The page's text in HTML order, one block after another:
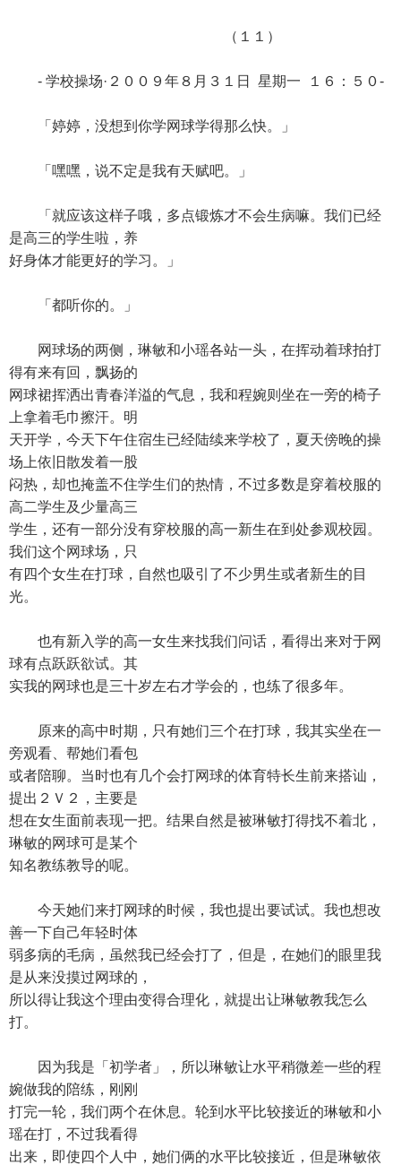
（１１）
- 学校操场·２００９年８月３１日 星期一 １６：５０-
「婷婷，没想到你学网球学得那么快。」
「嘿嘿，说不定是我有天赋吧。」
「就应该这样子哦，多点锻炼才不会生病嘛。我们已经
是高三的学生啦，养
好身体才能更好的学习。」
「都听你的。」
网球场的两侧，琳敏和小瑶各站一头，在挥动着球拍打
得有来有回，飘扬的
网球裙挥洒出青春洋溢的气息，我和程婉则坐在一旁的椅子
上拿着毛巾擦汗。明
天开学，今天下午住宿生已经陆续来学校了，夏天傍晚的操
场上依旧散发着一股
闷热，却也掩盖不住学生们的热情，不过多数是穿着校服的
高二学生及少量高三
学生，还有一部分没有穿校服的高一新生在到处参观校园。
我们这个网球场，只
有四个女生在打球，自然也吸引了不少男生或者新生的目
光。
也有新入学的高一女生来找我们问话，看得出来对于网
球有点跃跃欲试。其
实我的网球也是三十岁左右才学会的，也练了很多年。
原来的高中时期，只有她们三个在打球，我其实坐在一
旁观看、帮她们看包
或者陪聊。当时也有几个会打网球的体育特长生前来搭讪，
提出２Ｖ２，主要是
想在女生面前表现一把。结果自然是被琳敏打得找不着北，
琳敏的网球可是某个
知名教练教导的呢。
今天她们来打网球的时候，我也提出要试试。我也想改
善一下自己年轻时体
弱多病的毛病，虽然我已经会打了，但是，在她们的眼里我
是从来没摸过网球的，
所以得让我这个理由变得合理化，就提出让琳敏教我怎么
打。
因为我是「初学者」，所以琳敏让水平稍微差一些的程
婉做我的陪练，刚刚
打完一轮，我们两个在休息。轮到水平比较接近的琳敏和小
瑶在打，不过我看得
出来，即使四个人中，她们俩的水平比较接近，但是琳敏依